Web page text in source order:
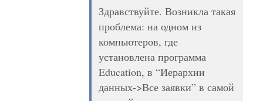
Здравствуйте. Возникла такая
проблема: на одном из
компьютеров, где
установлена программа
Education, в “Иерархии
данных->Все заявки” в самой